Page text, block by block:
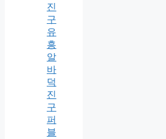
진
구
유
흥
알
바
덕
진
구
퍼
블